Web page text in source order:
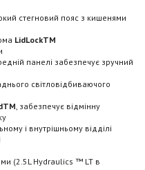
стегновий пояс з кишенями
LidLockТМ
панелі забезпечує зручний
світловідбиваючого
, забезпечує відмінну
і внутрішньому відділі
(2.5L Hydraulics ™ LT в